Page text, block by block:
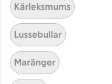
Müsli
Kärleksmums
Lussebullar
Maränger